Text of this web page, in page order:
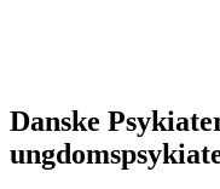
Danske